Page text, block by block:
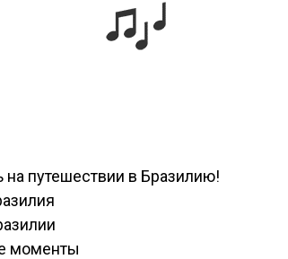
на путешествии в Бразилию!
моменты